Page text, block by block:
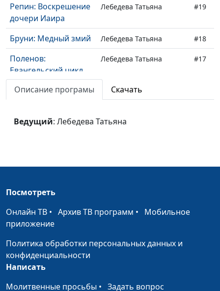
Репин: Воскрешение
дочери Иаира
Лебедева Татьяна #19
Бруни: Медный змий Лебедева Татьяна #18
Поленов:
Евангельский цикл
Лебедева Татьяна #17
Поленов: Христос и
Лебедева Татьяна
Левитан: Над
Лебедева Татьяна
Иванов: Явление
Христа народу
Лебедева Татьяна
Описание програмы Скачать
Ведущий: Лебедева Татьяна
Посмотреть
Онлайн ТВ • Архив ТВ программ • Мобильное
приложение
Политика обработки персональных данных и
конфиденциальности
Написать
Молитвенные просьбы • Задать вопрос